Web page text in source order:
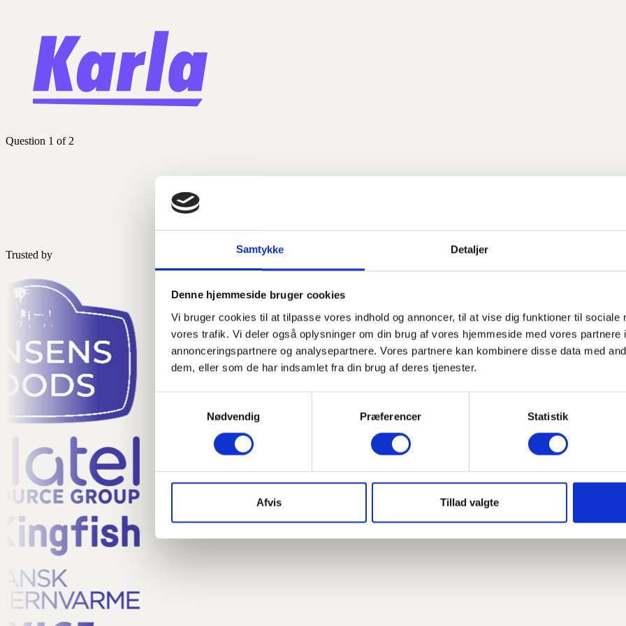
Samtykke Detaljer
Denne hjemmeside bruger cookies
Vi bruger cookies til at tilpasse vores indhold og annoncer, til at vise dig funktioner til sociale
vores trafik. Vi deler også oplysninger om din brug af vores hjemmeside med vores partnere
annonceringspartnere og analysepartnere. Vores partnere kan kombinere disse data med
dem, eller som de har indsamlet fra din brug af deres tjenester.
Nødvendig
Præferencer Statistik
Afvis Tillad valgte